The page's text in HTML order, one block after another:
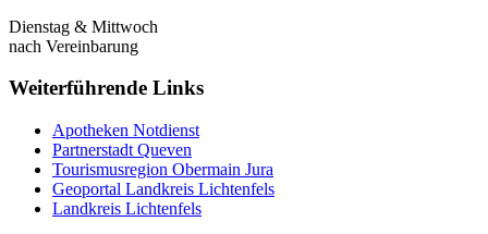
Dienstag & Mittwoch
nach Vereinbarung
Weiterführende Links
Apotheken Notdienst
Partnerstadt Queven
Tourismusregion Obermain Jura
Geoportal Landkreis Lichtenfels
Landkreis Lichtenfels